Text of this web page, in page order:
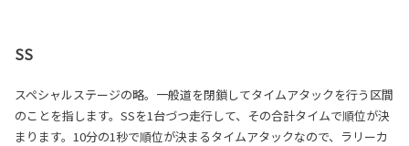
SS
スペシャルステージの略。一般道を閉鎖してタイムアタックを行う区間
のことを指します。SSを1台づつ走行して、その合計タイムで順位が決
まります。10分の1秒で順位が決まるタイムアタックなので、ラリーカ